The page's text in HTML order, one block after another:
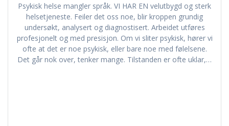
Psykisk helse mangler språk. VI HAR EN velutbygd og sterk
helsetjeneste. Feiler det oss noe, blir kroppen grundig
undersøkt, analysert og diagnostisert. Arbeidet utføres
profesjonelt og med presisjon. Om vi sliter psykisk, hører vi
ofte at det er noe psykisk, eller bare noe med følelsene.
Det går nok over, tenker mange. Tilstanden er ofte uklar,…